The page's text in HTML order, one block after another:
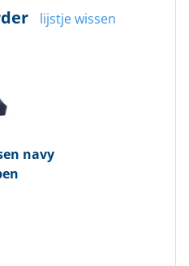
lijstje wissen
navy